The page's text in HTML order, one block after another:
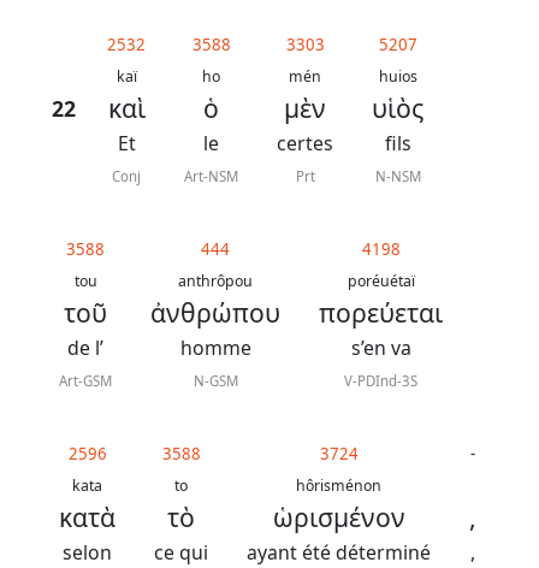
22
2532
kaï
καὶ
Et
Conj
3588
ho
ὁ
le
Art-NSM
3303
mén
μὲν
certes
Prt
5207
huios
υἱὸς
fils
N-NSM
3588
tou
τοῦ
de l’
Art-GSM
444
anthrôpou
ἀνθρώπου
homme
N-GSM
4198
poréuétaï
πορεύεται
s’en va
V-PDInd-3S
2596
kata
κατὰ
selon
3588
to
τὸ
ce qui
3724
hôrisménon
ὡρισμένον
ayant été déterminé
-
,
,
généraux
Abréviations
grammaticales
chapitre
Bible
Traduction